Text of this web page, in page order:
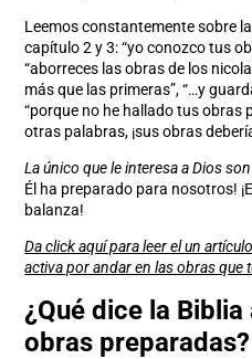
Leemos constantemente sobre
capítulo 2 y 3: “yo conozco tus
“aborreces las obras de los
más que las primeras”, “…y
“porque no he hallado tus obras
otras palabras, ¡sus obras
La único que le interesa a Dios
Él ha preparado para nosotros!
balanza!
Da click aquí para leer el un
activa por andar en las obras que
¿Qué dice la
obras preparadas?